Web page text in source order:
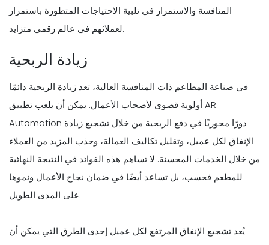
المنافسة والاستمرار في تلبية الاحتياجات المتطورة باستمرار
لعملائهم في عالم رقمي متزايد.
زيادة الربحية
في صناعة المطاعم ذات المنافسة العالية، تعد زيادة الربحية دائمًا
أولوية قصوى لأصحاب الأعمال. يمكن أن يلعب تطبيق AR
Automation دورًا محوريًا في دفع الربحية من خلال تشجيع زيادة
الإنفاق لكل عميل، وتقليل تكاليف العمالة، وجذب المزيد من العملاء
من خلال الخدمات المحسنة. لا تساهم هذه الفوائد في النتيجة النهائية
للمطعم فحسب، بل تساعد أيضًا في ضمان نجاح الأعمال ونموها
على المدى الطويل.
يُعد تشجيع الإنفاق المرتفع لكل عميل إحدى الطرق التي يمكن أن